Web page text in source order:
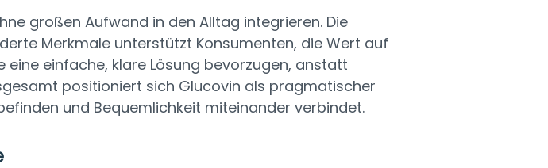
großen Aufwand in den Alltag integrieren. Die
Merkmale unterstützt Konsumenten, die Wert auf
eine einfache, klare Lösung bevorzugen, anstatt
positioniert sich Glucovin als pragmatischer
und Bequemlichkeit miteinander verbindet.